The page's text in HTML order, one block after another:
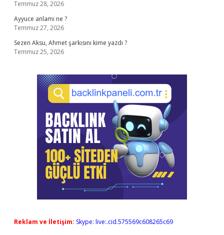
Temmuz 28, 2026
Ayyuce anlamı ne ?
Temmuz 27, 2026
Sezen Aksu, Ahmet şarkısını kime yazdı ?
Temmuz 25, 2026
Reklam ve İletişim: Skype: live:.cid.575569c608265c69